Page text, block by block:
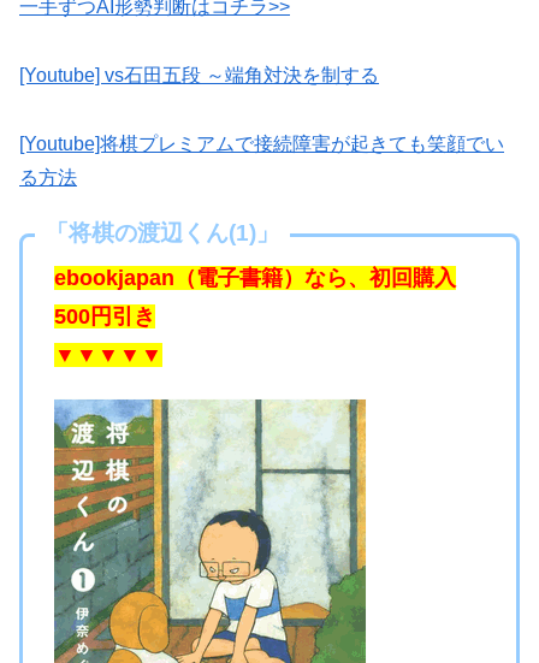
一手ずつAI形勢判断はコチラ>>
[Youtube] vs石田五段 ～端角対決を制する
[Youtube]将棋プレミアムで接続障害が起きても笑顔でい
る方法
「将棋の渡辺くん(1)」
ebookjapan（電子書籍）なら、初回購入
500円引き
▼▼▼▼▼